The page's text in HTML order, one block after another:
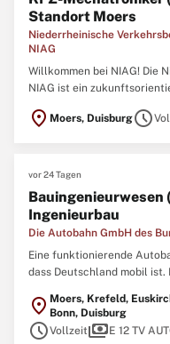
Standort Moers
Niederrheinische
NIAG
Willkommen bei NIAG! Die
NIAG ist ein
Verkehrsdienstleister mit
größter Anbieter im
location_on Moers, Duisburgschedule
vor 24 Tagen
Ingenieurbau
Die Autobahn GmbH des
Eine funktionierende
dass Deutschland mobil
hunderte Tunnel und
geprüft, gewartet und
location_on Moers, Krefeld,
Bonn, Duisburg
scheduleVollzeitpaymentsE 12 TV